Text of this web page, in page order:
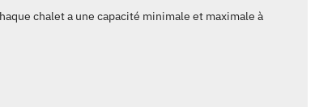
chalet a une capacité minimale et maximale à